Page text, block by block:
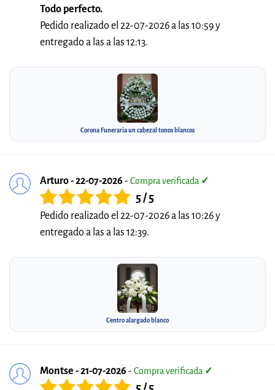
Todo perfecto.
Pedido realizado el 22-07-2026 a las 10:59 y
entregado a las a las 12:13.
Corona Funeraria un cabezal tonos blancos
Arturo - 22-07-2026 - Compra verificada ✓
5 / 5
Pedido realizado el 22-07-2026 a las 10:26 y
entregado a las a las 12:39.
Centro alargado blanco
Montse - 21-07-2026 - Compra verificada ✓